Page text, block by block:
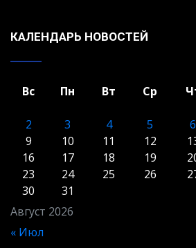
КАЛЕНДАРЬ НОВОСТЕЙ
Август 2026
Вс Пн Вт Ср
2
3 4 5 6
9
10 11 12
16
17 18 19
23
24 25 26
30
31
« Июл